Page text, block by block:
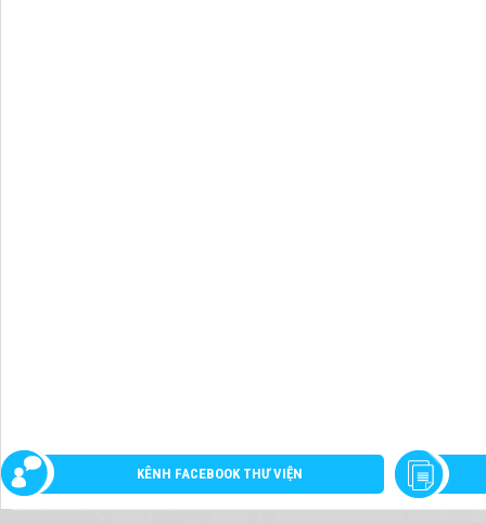
KÊNH FACEBOOK THƯ VIỆN